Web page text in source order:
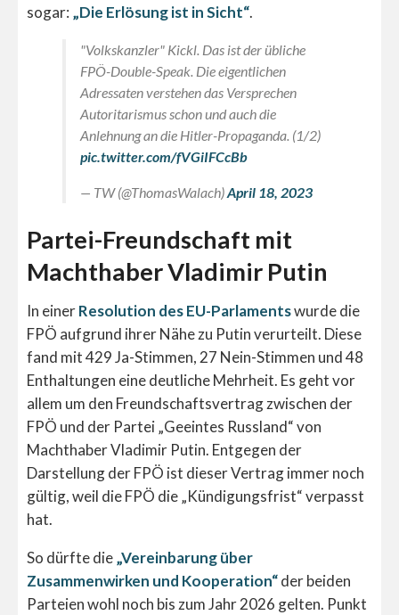
sogar: „Die Erlösung ist in Sicht“.
"Volkskanzler" Kickl. Das ist der übliche
FPÖ-Double-Speak. Die eigentlichen
Adressaten verstehen das Versprechen
Autoritarismus schon und auch die
Anlehnung an die Hitler-Propaganda. (1/2)
pic.twitter.com/fVGiIFCcBb
— TW (@ThomasWalach)April 18, 2023
Partei-Freundschaft mit
Machthaber Vladimir Putin
In einerResolution des EU-Parlamentswurde die
FPÖ aufgrund ihrer Nähe zu Putin verurteilt. Diese
fand mit 429 Ja-Stimmen, 27 Nein-Stimmen und 48
Enthaltungen eine deutliche Mehrheit. Es geht vor
allem um den Freundschaftsvertrag zwischen der
FPÖ und der Partei „Geeintes Russland“ von
Machthaber Vladimir Putin. Entgegen der
Darstellung der FPÖ ist dieser Vertrag immer noch
gültig, weil die FPÖ die „Kündigungsfrist“ verpasst
hat.
So dürfte die„Vereinbarung über
Zusammenwirken und Kooperation“der beiden
Parteien wohl noch bis zum Jahr 2026 gelten. Punkt